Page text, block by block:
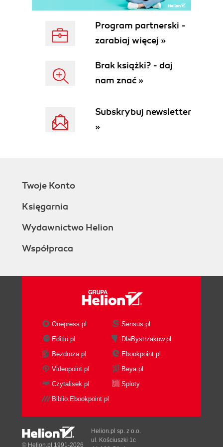
przestrzenie nazw (83)
Rozdział 5. Środowisko międzynarodowe (87)
Deklaracja kodowania (88)
Zestawy znaków definiowane w XML (89)
Unicode (90)
Konwertowanie zestawów znaków (95)
Domyślny zestaw znaków dla dokumentów XML
Dziedzictwo SGML (105)
TEI (108)
Trwałość dokumentów (114)
Transformacja i prezentacja (115)
Rozdział 7. XML w sieci WWW (119)
XHTML (120)
przeglądarkach (126)
Tworzenie złożonych dokumentów przy użyciu
Modularnego XHTML (131)
Ulepszone metody wyszukiwania w sieci WWW
xsl:stylesheet i xsl:transform (150)
Program partnerski -
zarabiaj więcej »
Brak książki? - daj
nam znać »
Subskrybuj newsletter
»
Twoje Konto
Księgarnia
Wydawnictwo Helion
Współpraca
Onepress.pl
Sensus.pl
Editio.pl
DlaBystrzakow.pl
Bezdroza.pl
Ebookpoint.pl
Videopoint.pl
Beya.pl
Czytalisek.pl
Sploty
Biblio.Ebookpoint.pl
© Helion.pl 1991-2026
Helion.pl sp. z o.o.
ul. Kościuszki 1c